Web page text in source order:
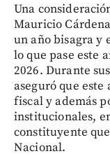
Una
Mauricio
un año bisagra y
lo que pase este
2026. Durante
aseguró que
fiscal y además
institucionales,
constituyente
Nacional.